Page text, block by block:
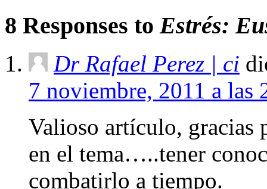
8 Responses to Estrés:
Dr Rafael Perez | ci
7 noviembre, 2011 a las
Valioso artículo, gracias
en el tema…..tener
combatirlo a tiempo.